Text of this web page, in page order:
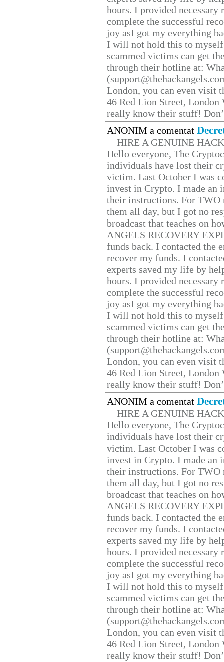
hours. I provided
complete the successful
joy asI got my everything
I will not hold this to
scammed victims can get
through their hotline at:
London, you can even visit
46 Red Lion Street, London
really know their stuff!
ANONIM a comentat
HIRE A GENUINE
Hello everyone, The
individuals have lost their
victim. Last October I was
invest in Crypto. I made
their instructions. For TWO
them all day, but I got no
broadcast that teaches on
ANGELS RECOVERY
funds back. I contacted the
recover my funds. I
experts saved my life by
hours. I provided
complete the successful
joy asI got my everything
I will not hold this to
scammed victims can get
through their hotline at:
London, you can even visit
46 Red Lion Street, London
really know their stuff!
ANONIM a comentat
HIRE A GENUINE
Hello everyone, The
individuals have lost their
victim. Last October I was
invest in Crypto. I made
their instructions. For TWO
them all day, but I got no
broadcast that teaches on
ANGELS RECOVERY
funds back. I contacted the
recover my funds. I
experts saved my life by
hours. I provided
complete the successful
joy asI got my everything
I will not hold this to
scammed victims can get
through their hotline at:
London, you can even visit
46 Red Lion Street, London
really know their stuff!